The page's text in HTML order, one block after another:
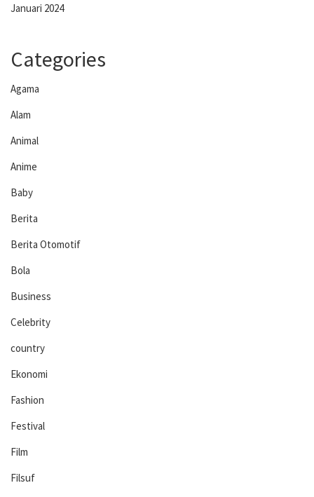
Januari 2024
Categories
Agama
Alam
Animal
Anime
Baby
Berita
Berita Otomotif
Bola
Business
Celebrity
country
Ekonomi
Fashion
Festival
Film
Filsuf